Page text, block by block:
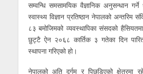
सम्वन्धि समसामयिक वैज्ञानिक अनुसन्धान
स्वास्थ्य विज्ञान प्रतिष्ठान नेपालको अन्तरिम
८३ बमोजिमको व्यवस्थापिका संसदको
छुट्टै ऐन २०६८ कार्तिक ३ गतेका दिन
स्थापना गरिएको हो।
नेपालको अति दुर्गम र पिछडिएको क्षेत्रमा